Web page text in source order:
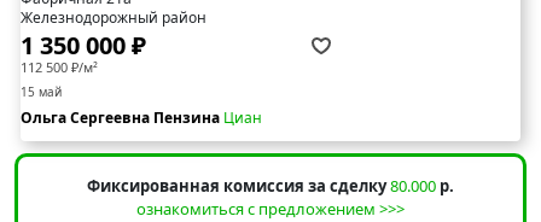
Железнодорожный район
1 350 000 ₽
112 500 ₽/м²
15 май
Ольга Сергеевна Пензина Циан
Фиксированная комиссия за сделку80.000 р.
ознакомиться с предложением >>>